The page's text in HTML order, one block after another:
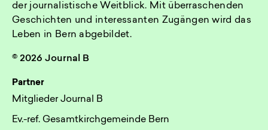
der journalistische Weitblick. Mit überraschenden
Geschichten und interessanten Zugängen wird das
Leben in Bern abgebildet.
© 2026 Journal B
Partner
Mitglieder Journal B
Ev.-ref. Gesamtkirchgemeinde Bern